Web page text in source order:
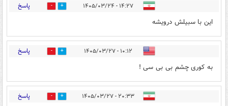
۱۴:۲۷ - ۱۴۰۵/۰۳/۲۴ 0 پاسخ
این با سبیلش درویشه
۱۰:۱۲ - ۱۴۰۵/۰۳/۲۷ 0 پاسخ
به کوری چشم بی بی سی !
۲۰:۳۳ - ۱۴۰۵/۰۳/۲۷ 0 پاسخ